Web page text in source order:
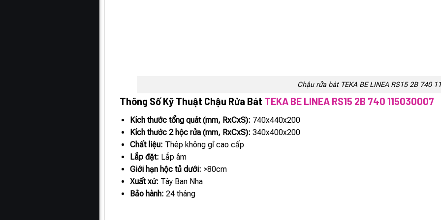
Chậu rửa bát TEKA BE LINEA RS15 2B 740
Thông Số Kỹ Thuật Chậu Rửa Bát TEKA BE LINEA RS15 2B 740 115030007
Kích thước tổng quát (mm, RxCxS): 740x440x200
Kích thước 2 hộc rửa (mm, RxCxS): 340x400x200
Chất liệu: Thép không gỉ cao cấp
Lắp đặt: Lắp âm
Giới hạn hộc tủ dưới: >80cm
Xuất xứ: Tây Ban Nha
Bảo hành: 24 tháng